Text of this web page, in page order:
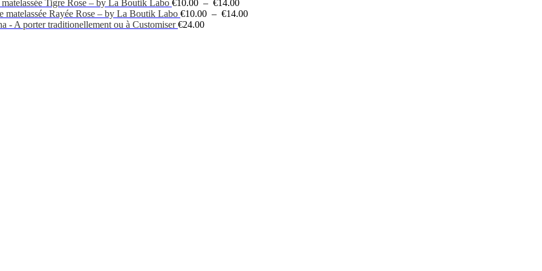
matelassée Tigre Rose – by La Boutik Labo €10.00 – €14.00
de
matelassée Rayée Rose – by La Boutik Labo €10.00 – €14.00Plage
- A porter traditionellement ou à Customiser €24.00